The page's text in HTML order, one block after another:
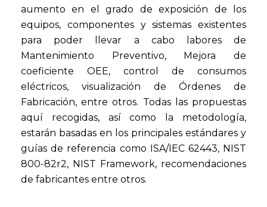
aumento en el grado de exposición de los
equipos, componentes y sistemas existentes
para poder llevar a cabo labores de
Mantenimiento Preventivo, Mejora de
coeficiente OEE, control de consumos
eléctricos, visualización de Órdenes de
Fabricación, entre otros. Todas las propuestas
aquí recogidas, así como la metodología,
estarán basadas en los principales estándares y
guías de referencia como ISA/IEC 62443, NIST
800-82r2, NIST Framework, recomendaciones
de fabricantes entre otros.